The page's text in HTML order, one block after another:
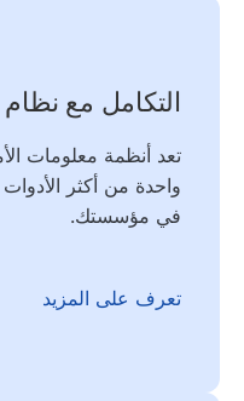
التكامل مع نظام
واحدة من أكثر الأدوات
في مؤسستك.
تعرف على المزيد